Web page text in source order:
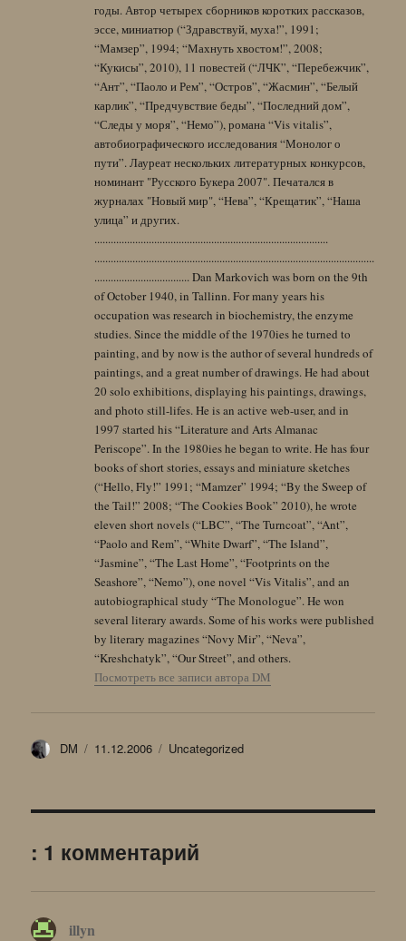
годы. Автор четырех сборников коротких рассказов,
эссе, миниатюр (“Здравствуй, муха!”, 1991;
“Мамзер”, 1994; “Махнуть хвостом!”, 2008;
“Кукисы”, 2010), 11 повестей (“ЛЧК”, “Перебежчик”,
“Ант”, “Паоло и Рем”, “Остров”, “Жасмин”, “Белый
карлик”, “Предчувствие беды”, “Последний дом”,
“Следы у моря”, “Немо”), романа “Vis vitalis”,
автобиографического исследования “Монолог о
пути”. Лауреат нескольких литературных конкурсов,
номинант "Русского Букера 2007". Печатался в
журналах "Новый мир", “Нева”, “Крещатик”, “Наша
улица” и других.
......................................................................................
.......................................................................................................
................................... Dan Markovich was born on the 9th
of October 1940, in Tallinn. For many years his
occupation was research in biochemistry, the enzyme
studies. Since the middle of the 1970ies he turned to
painting, and by now is the author of several hundreds of
paintings, and a great number of drawings. He had about
20 solo exhibitions, displaying his paintings, drawings,
and photo still-lifes. He is an active web-user, and in
1997 started his “Literature and Arts Almanac
Periscope”. In the 1980ies he began to write. He has four
books of short stories, essays and miniature sketches
(“Hello, Fly!” 1991; “Mamzer” 1994; “By the Sweep of
the Tail!” 2008; “The Cookies Book” 2010), he wrote
eleven short novels (“LBC”, “The Turncoat”, “Ant”,
“Paolo and Rem”, “White Dwarf”, “The Island”,
“Jasmine”, “The Last Home”, “Footprints on the
Seashore”, “Nemo”), one novel “Vis Vitalis”, and an
autobiographical study “The Monologue”. He won
several literary awards. Some of his works were published
by literary magazines “Novy Mir”, “Neva”,
“Kreshchatyk”, “Our Street”, and others.
Посмотреть все записи автора DM
Автор
DM Опубликовано
11.12.2006 Рубрики
Uncategorized
: 1 комментарий
illyn